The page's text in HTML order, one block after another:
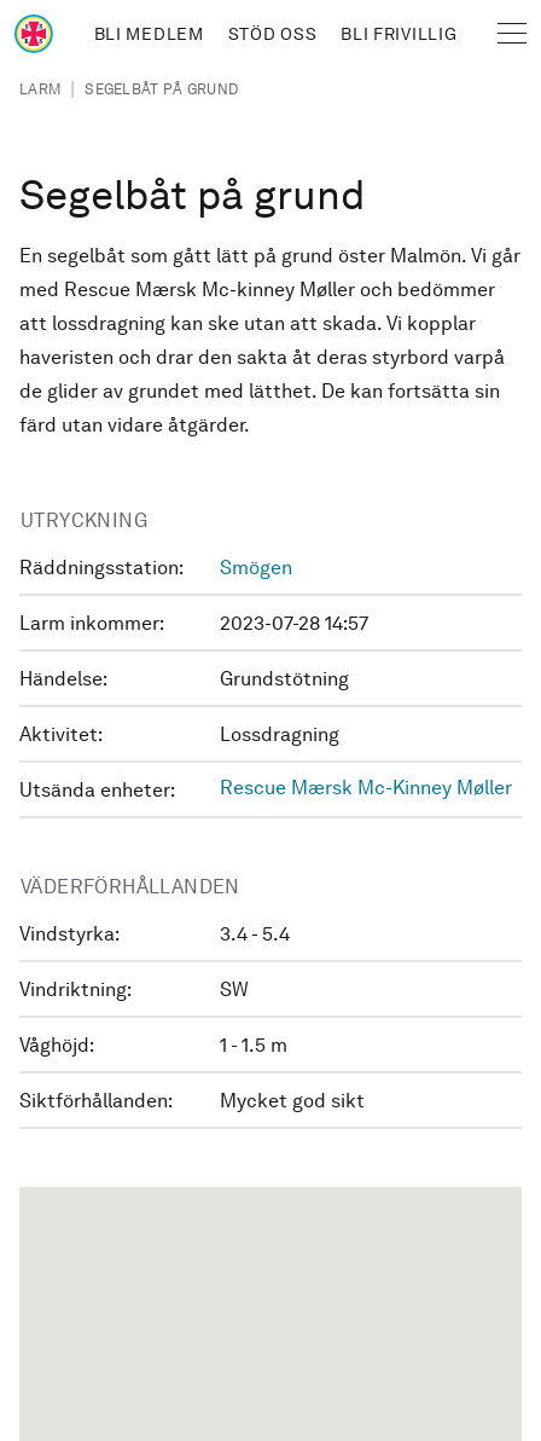
Hoppa till huvudinnehåll
BLI MEDLEM STÖD OSS BLI FRIVILLIG
Länkstig
LARM | SEGELBÅT PÅ GRUND
Segelbåt på grund
En segelbåt som gått lätt på grund öster Malmön. Vi går
med Rescue Mærsk Mc-kinney Møller och bedömmer
att lossdragning kan ske utan att skada. Vi kopplar
haveristen och drar den sakta åt deras styrbord varpå
de glider av grundet med lätthet. De kan fortsätta sin
färd utan vidare åtgärder.
UTRYCKNING
Räddningsstation: Smögen
Larm inkommer: 2023-07-28 14:57
Händelse: Grundstötning
Aktivitet: Lossdragning
Utsända enheter: Rescue Mærsk Mc-Kinney Møller
VÄDERFÖRHÅLLANDEN
Vindstyrka: 3.4 - 5.4
Vindriktning: SW
Våghöjd: 1 - 1.5 m
Siktförhållanden: Mycket god sikt